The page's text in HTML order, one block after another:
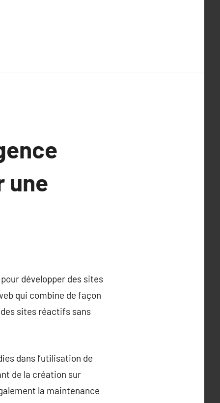
une
développer des sites
qui combine de façon
sites réactifs sans
dans l’utilisation de
de la création sur
la maintenance